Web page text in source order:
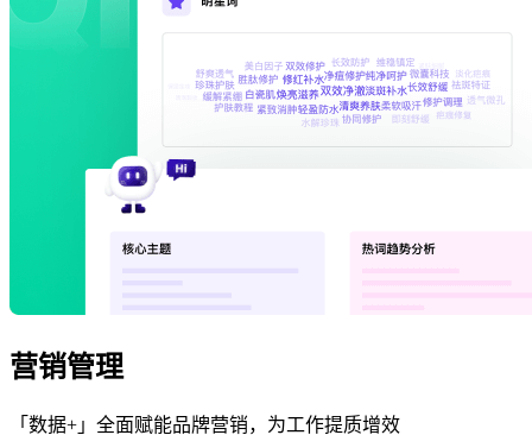
营销管理
「数据+」全面赋能品牌营销，为工作提质增效